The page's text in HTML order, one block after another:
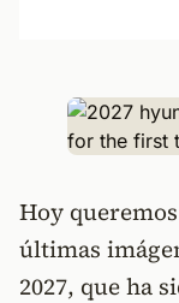
Hoy
últimas
2027, que ha